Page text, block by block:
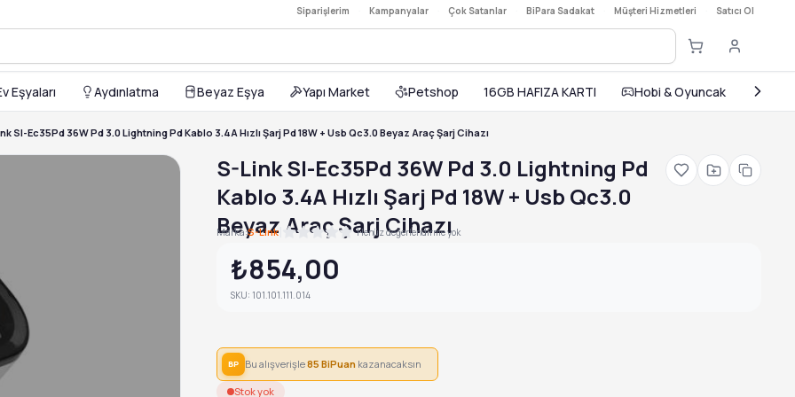
Charger — 764,00TL
Siparişlerim Kampanyalar Çok Satanlar BiPara Sadakat Müşteri Hizmetleri Satıcı Ol
Eşyaları Aydınlatma Beyaz Eşya Yapı Market Petshop 16GB HAFIZA KARTI Hobi & Oyuncak
Sl-Ec35Pd 36W Pd 3.0 Lightning Pd Kablo 3.4A Hızlı Şarj Pd 18W + Usb Qc3.0 Beyaz Araç Şarj Cihazı
S-Link Sl-Ec35Pd 36W Pd 3.0 Lightning Pd
Kablo 3.4A Hızlı Şarj Pd 18W + Usb Qc3.0
Beyaz Araç Şarj Cihazı
Marka:S-Link Henüz değerlendirme yok
₺854,00
SKU: 101.101.111.014
BP Bu alışverişle85 BiPuan kazanacaksın
Stok yok